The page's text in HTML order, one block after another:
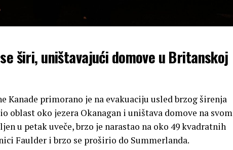
širi, uništavajući domove u Britanskoj
Kanade primorano je na evakuaciju usled brzog širenja
oblast oko jezera Okanagan i uništava domove na svom
u petak uveče, brzo je narastao na oko 49 kvadratnih
Faulder i brzo se proširio do Summerlanda.